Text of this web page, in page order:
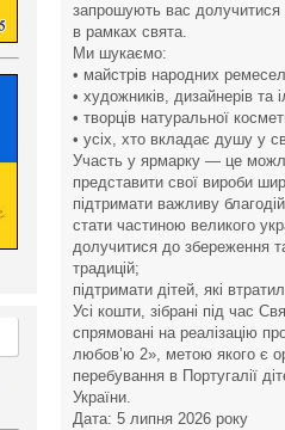
запрошують вас долучитися
в рамках свята.
Ми шукаємо:
• майстрів народних
• художників, дизайнерів та
• творців натуральної
• усіх, хто вкладає душу у
Участь у ярмарку — це
представити свої вироби
підтримати важливу
стати частиною великого
долучитися до збереження
традицій;
підтримати дітей, які
Усі кошти, зібрані під час
спрямовані на реалізацію
любов’ю 2», метою якого є
перебування в Португалії
України.
Дата: 5 липня 2026 року